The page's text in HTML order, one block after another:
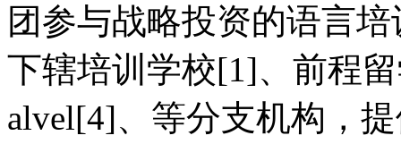
团参与战略投资的语言
下辖培训学校[1]、前程
alvel[4]、等分支机构，